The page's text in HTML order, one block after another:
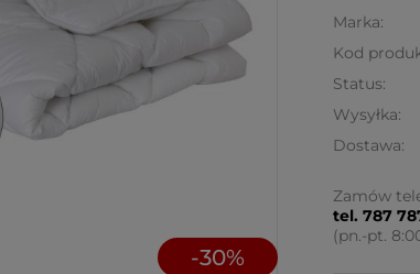
-30%
Marka:
Kod
Status:
Wysyłka:
Dostawa:
Zamów
tel. 787
(pn.-pt.